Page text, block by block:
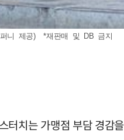
퍼니 제공) *재판매 및 DB 금지
치는 가맹점 부담 경